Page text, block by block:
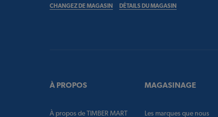
CHANGEZ DE MAGASIN DÉTAILS DU MAGASIN
À PROPOS
À propos de TIMBER MART
MAGASINAGE
Les marques que nous